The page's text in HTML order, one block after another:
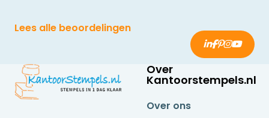
Lees alle beoordelingen
Over
Kantoorstempels.nl
Over ons